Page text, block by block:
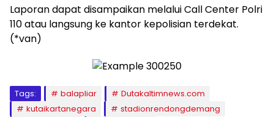
Laporan dapat disampaikan melalui Call Center Polri
110 atau langsung ke kantor kepolisian terdekat.
(*van)
Tags: balapliar
Dutakaltimnews.com
kutaikartanegara
stadionrendongdemang